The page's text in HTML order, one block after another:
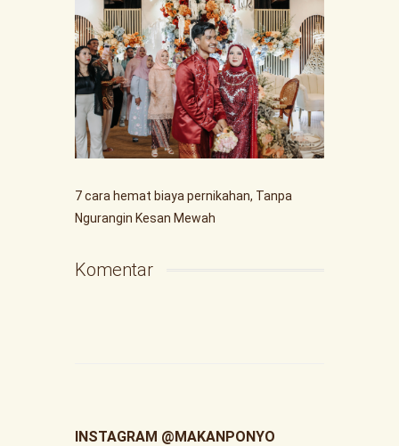
7 cara hemat biaya pernikahan, Tanpa
Ngurangin Kesan Mewah
Komentar
INSTAGRAM @MAKANPONYO